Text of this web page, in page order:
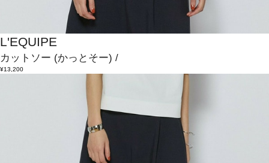
L'EQUIPE
カットソー (かっとそー) /
¥13,200